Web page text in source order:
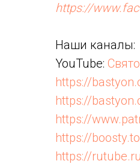
https://
Наши каналы:
YouTube:
https://
https://
https://
https://
https://